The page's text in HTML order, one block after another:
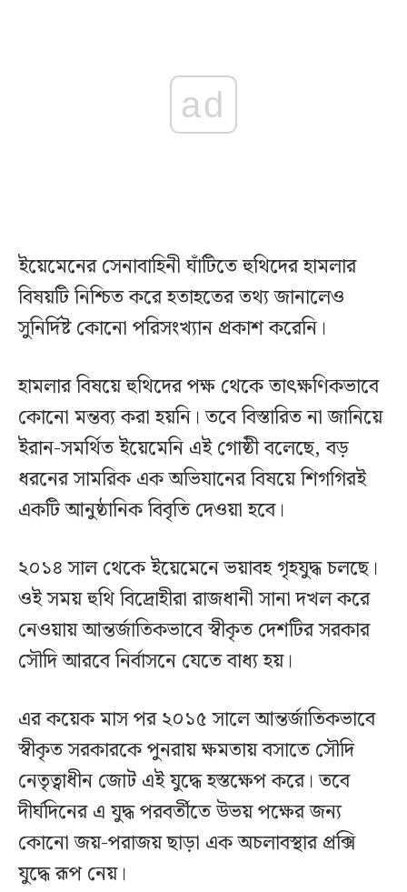
ad
ইয়েমেনের সেনাবাহিনী ঘাঁটিতে হুথিদের হামলার
বিষয়টি নিশ্চিত করে হতাহতের তথ্য জানালেও
সুনির্দিষ্ট কোনো পরিসংখ্যান প্রকাশ করেনি।
হামলার বিষয়ে হুথিদের পক্ষ থেকে তাৎক্ষণিকভাবে
কোনো মন্তব্য করা হয়নি। তবে বিস্তারিত না জানিয়ে
ইরান-সমর্থিত ইয়েমেনি এই গোষ্ঠী বলেছে, বড়
ধরনের সামরিক এক অভিযানের বিষয়ে শিগগিরই
একটি আনুষ্ঠানিক বিবৃতি দেওয়া হবে।
২০১৪ সাল থেকে ইয়েমেনে ভয়াবহ গৃহযুদ্ধ চলছে।
ওই সময় হুথি বিদ্রোহীরা রাজধানী সানা দখল করে
নেওয়ায় আন্তর্জাতিকভাবে স্বীকৃত দেশটির সরকার
সৌদি আরবে নির্বাসনে যেতে বাধ্য হয়।
এর কয়েক মাস পর ২০১৫ সালে আন্তর্জাতিকভাবে
স্বীকৃত সরকারকে পুনরায় ক্ষমতায় বসাতে সৌদি
নেতৃত্বাধীন জোট এই যুদ্ধে হস্তক্ষেপ করে। তবে
দীর্ঘদিনের এ যুদ্ধ পরবর্তীতে উভয় পক্ষের জন্য
কোনো জয়-পরাজয় ছাড়া এক অচলাবস্থার প্রক্সি
যুদ্ধে রূপ নেয়।